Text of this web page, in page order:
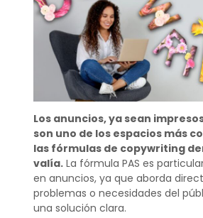
Los anuncios, ya sean
son uno de los espacios más
las fórmulas de copywriting
valía.La fórmula PAS es
en anuncios, ya que aborda
problemas o necesidades del
una solución clara.